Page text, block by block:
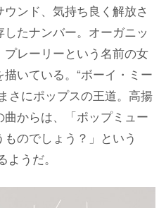
ンド、気持ち良く解放さ
たナンバー。オーガニッ
レーリーという名前の女
いている。“ボーイ・ミー
さにポップスの王道。高揚
からは、「ポップミュー
のでしょう？」という
うだ。